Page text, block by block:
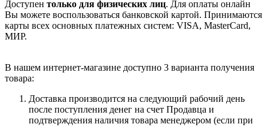
Доступен только для физических лиц. Для оплаты онлайн
Вы можете воспользоваться банковской картой. Принимаются
карты всех основных платежных систем: VISA, MasterCard,
МИР.
В нашем интернет-магазине доступно 3 варианта получения
товара:
Доставка производится на следующий рабочий день
после поступления денег на счет Продавца и
подтверждения наличия товара менеджером (если при